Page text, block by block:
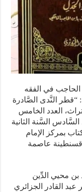
الحاجب في الفقه
النَّدى الصَّادرة
العدد الخامس
سنة 1431 هـ، والعدد السَّادس السَّنة الثانية
وقد طبع الكتاب بمركز الإمام
قسنطينة عاصمة
بن محيي الدِّين
عبد القادر الجزائري